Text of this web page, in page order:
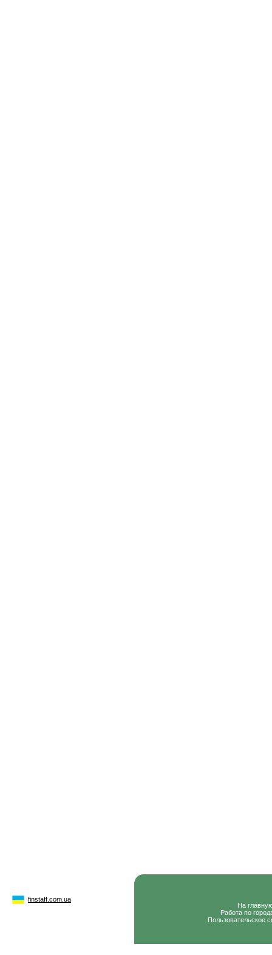
finstaff.com.ua
На
Работа по
Пользовательское